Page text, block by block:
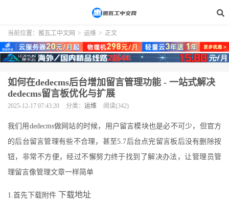
当前位置： 搬瓦工中文网 > 运维 > 正文
如何在dedecms后台增加留言管理功能 - 一站式解决
dedecms留言板优化与扩展
2025-12-17 07:43:20 分类： 运维 阅读(342)
我们用dedecms做网站的时候，用户留言模块也是必不可少，但官方
的后台留言管理有些不合理，甚至5.7后台点完留言板后没有删除按
钮，非常不方便，经过不懈努力终于找到了解决办法，让管理员管
理留言像管理文章一样简单
1.首先下载附件 下载地址